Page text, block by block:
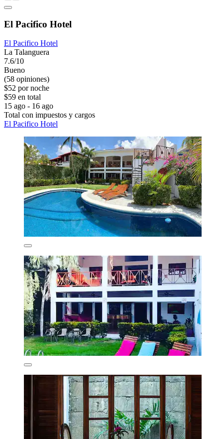
El Pacifico Hotel
El Pacifico Hotel
La Talanguera
7.6/10
Bueno
(58 opiniones)
$52 por noche
$59 en total
15 ago - 16 ago
Total con impuestos y cargos
El Pacifico Hotel